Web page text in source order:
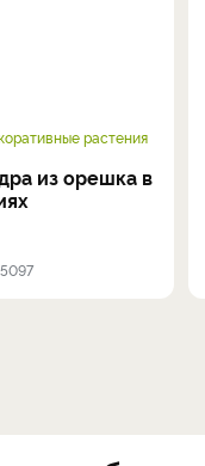
растения
из орешка в